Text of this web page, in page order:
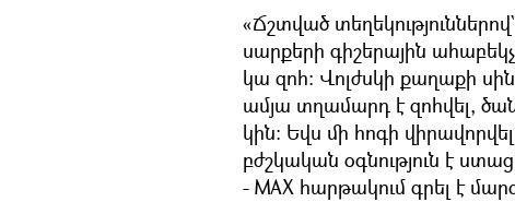
«Ճշտված
սարքերի գիշերային
կա զոհ։ Վոլժսկի քաղաքի
ամյա տղամարդ է զոհվել,
կին: Եվս մի հոգի
բժշկական օգնություն է
- MAX հարթակում գրել է